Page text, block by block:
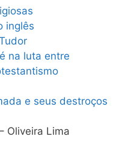
inglês
na luta entre
e seus destroços
Oliveira Lima